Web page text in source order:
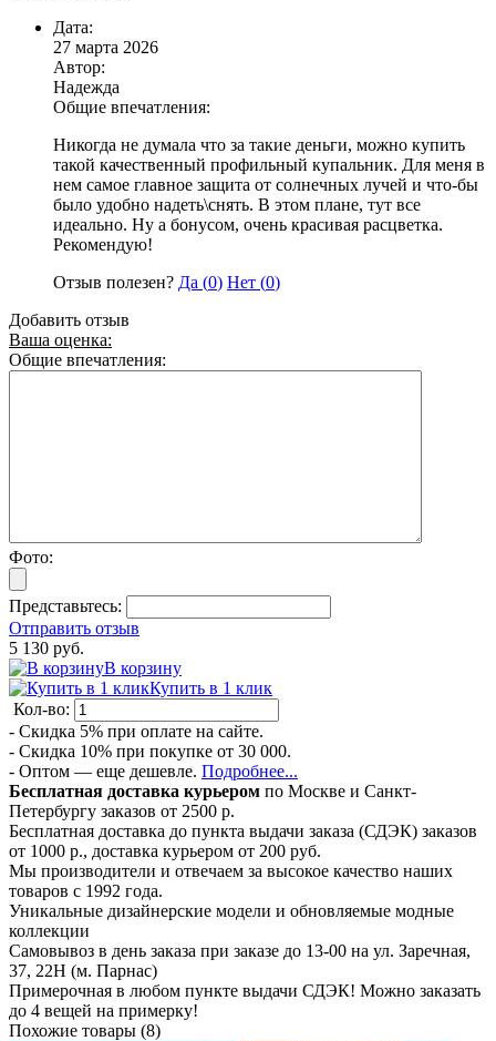
Дата:
27 марта 2026
Автор:
Надежда
Общие впечатления:
Никогда не думала что за такие деньги, можно купить
такой качественный профильный купальник. Для меня в
нем самое главное защита от солнечных лучей и что-бы
было удобно надеть\снять. В этом плане, тут все
идеально. Ну а бонусом, очень красивая расцветка.
Рекомендую!
Отзыв полезен? Да (0) Нет (0)
Добавить отзыв
Ваша оценка:
Общие впечатления:
Фото:
Представьтесь:
Отправить отзыв
5 130 руб.
В корзину
Купить в 1 клик
Кол-во:
- Скидка 5% при оплате на сайте.
- Скидка 10% при покупке от 30 000.
- Оптом — еще дешевле. Подробнее...
Бесплатная доставка курьером по Москве и Санкт-
Петербургу заказов от 2500 р.
Бесплатная доставка до пункта выдачи заказа (СДЭК) заказов
от 1000 р., доставка курьером от 200 руб.
Мы производители и отвечаем за высокое качество наших
товаров с 1992 года.
Уникальные дизайнерские модели и обновляемые модные
коллекции
Самовывоз в день заказа при заказе до 13-00 на ул. Заречная,
37, 22Н (м. Парнас)
Примерочная в любом пункте выдачи СДЭК! Можно заказать
до 4 вещей на примерку!
Похожие товары (8)